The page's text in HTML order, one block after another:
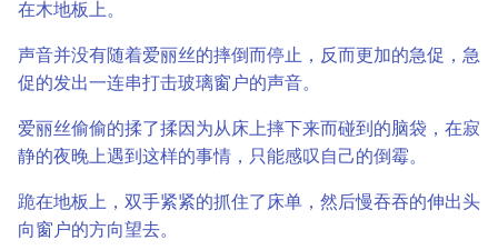
在木地板上。
声音并没有随着爱丽丝的摔倒而停止，反而更加的急促，急
促的发出一连串打击玻璃窗户的声音。
爱丽丝偷偷的揉了揉因为从床上摔下来而碰到的脑袋，在寂
静的夜晚上遇到这样的事情，只能感叹自己的倒霉。
跪在地板上，双手紧紧的抓住了床单，然后慢吞吞的伸出头
向窗户的方向望去。